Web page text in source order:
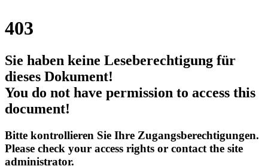
403
Sie haben keine Leseberechtigung für
dieses Dokument!
You do not have permission to access this
document!
Bitte kontrollieren Sie Ihre Zugangsberechtigungen.
Please check your access rights or contact the site
administrator.